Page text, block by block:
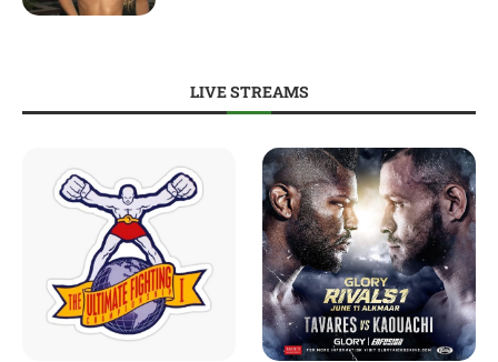
LIVE STREAMS